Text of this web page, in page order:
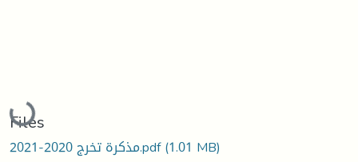
Loading...
Files
مذكرة تخرج 2020-2021.pdf(1.01 MB)